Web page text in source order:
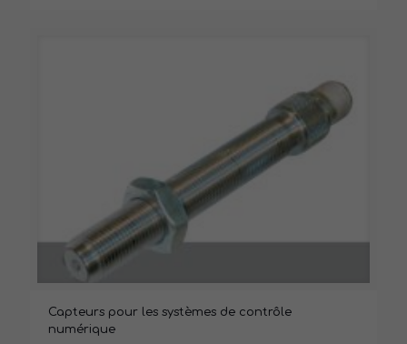
Capteurs pour les systèmes de contrôle
numérique